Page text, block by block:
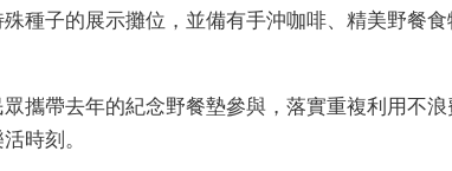
種子的展示攤位，並備有手沖咖啡、精美野餐食
攜帶去年的紀念野餐墊參與，落實重複利用不
時刻。